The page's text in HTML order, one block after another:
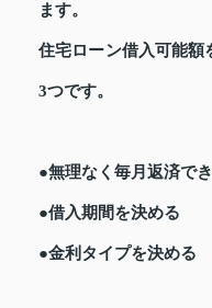
ます。
住宅ローン借入可能額
3つです。
●無理なく毎月返済で
●借入期間を決める
●金利タイプを決める